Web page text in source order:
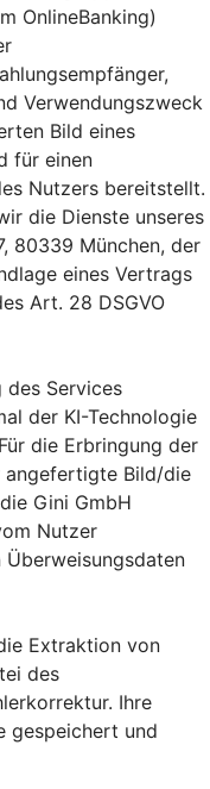
OnlineBanking)
Verwendungszweck
Bild eines
für einen
Nutzers bereitstellt.
die Dienste unseres
80339 München, der
eines Vertrags
Art. 28 DSGVO
des Services
der KI-Technologie
die Erbringung der
angefertigte Bild/die
Gini GmbH
Nutzer
Extraktion von
des
Ihre
gespeichert und